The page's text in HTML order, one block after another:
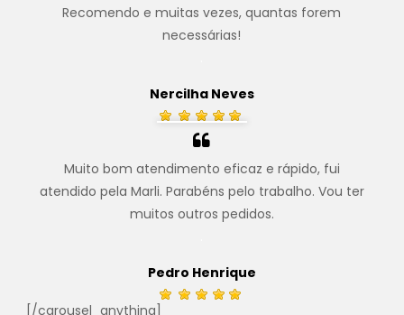
Recomendo e muitas vezes, quantas forem
necessárias!
Nercilha Neves
Muito bom atendimento eficaz e rápido, fui
atendido pela Marli. Parabéns pelo trabalho. Vou ter
muitos outros pedidos.
Pedro Henrique
[/carousel_anything]